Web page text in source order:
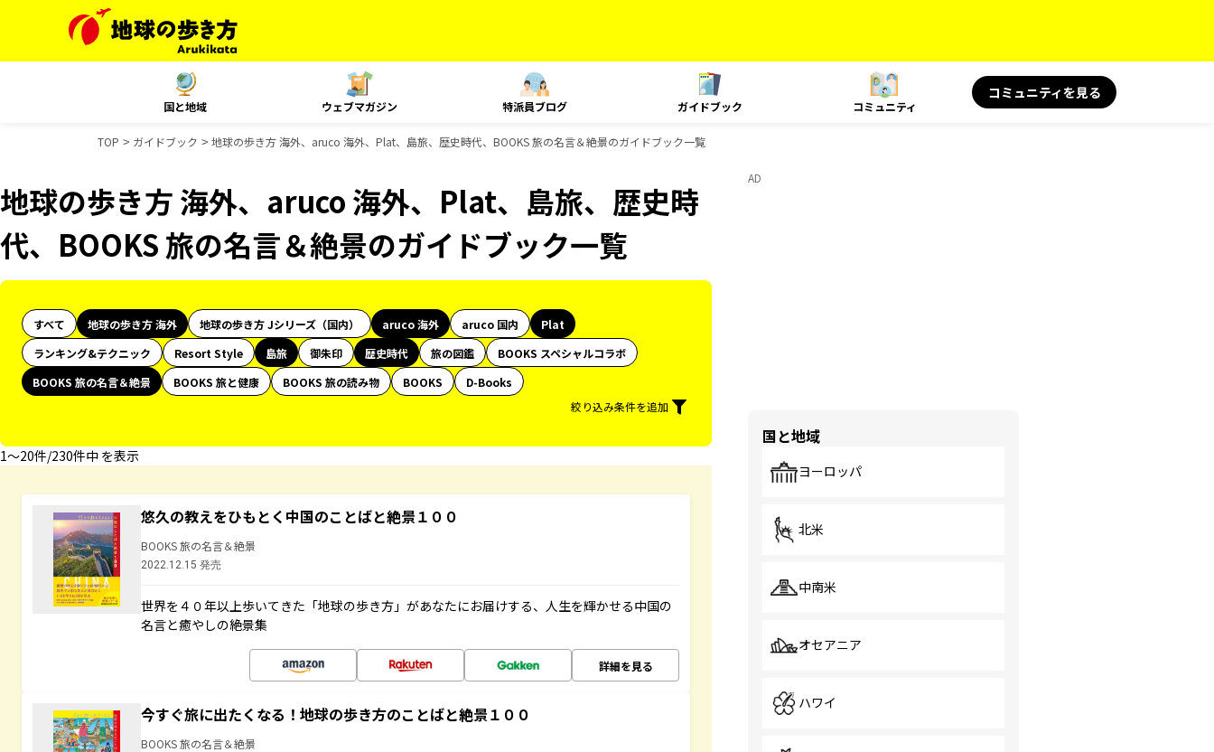
国と地域 ウェブマガジン 特派員ブログ ガイドブック コミュニティ
コミュニティを見る
TOP ガイドブック 地球の歩き方 海外、aruco 海外、Plat、島旅、歴史時代、BOOKS 旅の名言＆絶景のガイドブック一覧
地球の歩き方 海外、aruco 海外、Plat、島旅、歴史時
代、BOOKS 旅の名言＆絶景のガイドブック一覧
すべて 地球の歩き方 海外 地球の歩き方 Jシリーズ（国内） aruco 海外 aruco 国内
Plat
ランキング&テクニック
Resort Style 島旅 御朱印 歴史時代 旅の図鑑
BOOKS スペシャルコラボ
BOOKS 旅の名言＆絶景
BOOKS 旅と健康 BOOKS 旅の読み物 BOOKS
D-Books
絞り込み条件を追加
1〜20件/230件中 を表示
悠久の教えをひもとく中国のことばと絶景１００
BOOKS 旅の名言＆絶景
2022.12.15 発売
世界を４０年以上歩いてきた「地球の歩き方」があなたにお届けする、人生を輝かせる中国の
名言と癒やしの絶景集
詳細を見る
今すぐ旅に出たくなる！地球の歩き方のことばと絶景１００
BOOKS 旅の名言＆絶景
AD
国と地域
ヨーロッパ
北米
中南米
オセアニア
ハワイ